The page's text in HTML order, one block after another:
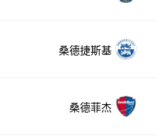
桑德捷斯基
桑德菲杰